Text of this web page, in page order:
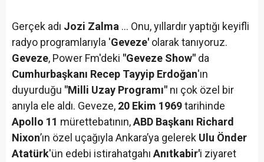
Gerçek adı Jozi Zalma ... Onu, yıllardır yaptığı keyifli
radyo programlarıyla 'Geveze' olarak tanıyoruz.
Geveze, Power Fm'deki "Geveze Show" da
Cumhurbaşkanı Recep Tayyip Erdoğan'ın
duyurduğu "Milli Uzay Programı" nı çok özel bir
anıyla ele aldı. Geveze, 20 Ekim 1969tarihinde
Apollo 11 mürettebatının,ABD Başkanı Richard
Nixon’ın özel uçağıyla Ankara’ya gelerek Ulu Önder
Atatürk'ün edebi istirahatgahı Anıtkabir'i ziyaret